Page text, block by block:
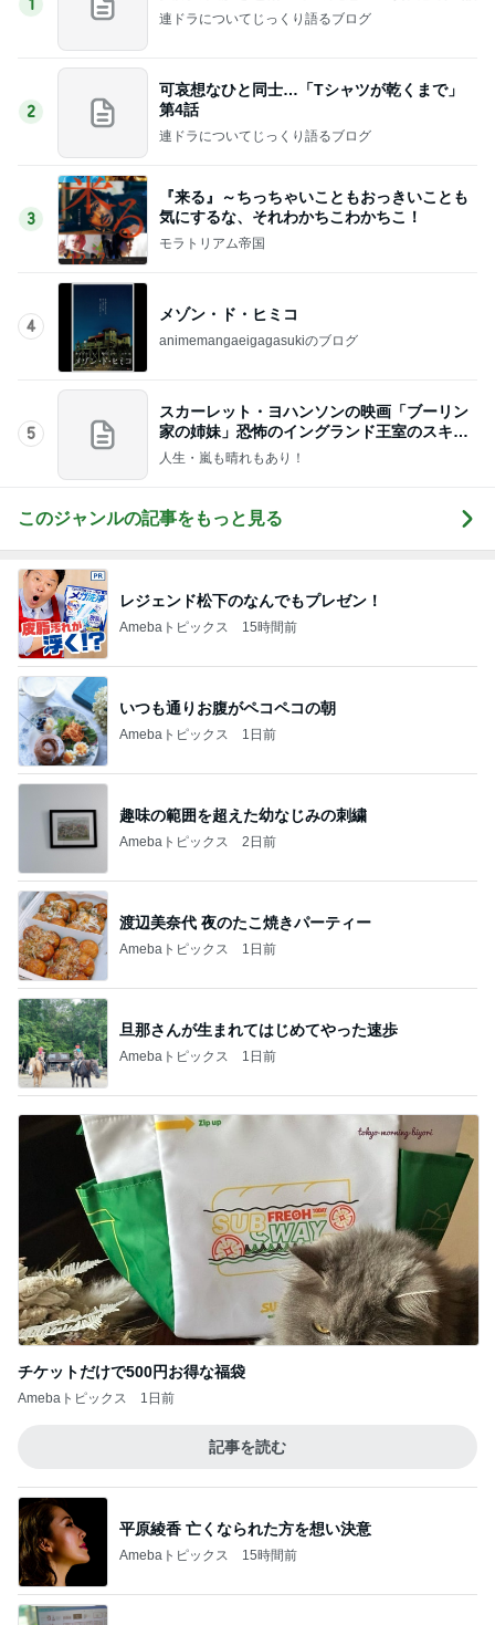
1
連ドラについてじっくり語るブログ
2
可哀想なひと同士…「Tシャツが乾くまで」
第4話
連ドラについてじっくり語るブログ
3
『来る』～ちっちゃいこともおっきいことも
気にするな、それわかちこわかちこ！
モラトリアム帝国
4
メゾン・ド・ヒミコ
animemangaeigagasukiのブログ
5
スカーレット・ヨハンソンの映画「ブーリン
家の姉妹」恐怖のイングランド王室のスキャ
ンダル！
人生・嵐も晴れもあり！
このジャンルの記事をもっと見る
レジェンド松下のなんでもプレゼン！
Amebaトピックス 15時間前
いつも通りお腹がペコペコの朝
Amebaトピックス 1日前
趣味の範囲を超えた幼なじみの刺繍
Amebaトピックス 2日前
渡辺美奈代 夜のたこ焼きパーティー
Amebaトピックス 1日前
旦那さんが生まれてはじめてやった速歩
Amebaトピックス 1日前
チケットだけで500円お得な福袋
Amebaトピックス 1日前
記事を読む
平原綾香 亡くなられた方を想い決意
Amebaトピックス 15時間前